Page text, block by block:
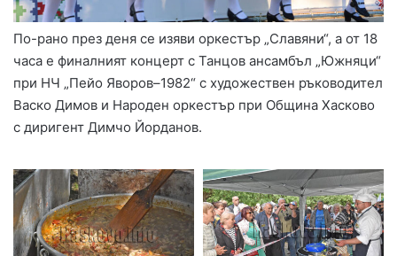
По-рано през деня се изяви оркестър „Славяни“, а от 18
часа е финалният концерт с Танцов ансамбъл „Южняци“
при НЧ „Пейо Яворов–1982“ с художествен ръководител
Васко Димов и Народен оркестър при Община Хасково
с диригент Димчо Йорданов.